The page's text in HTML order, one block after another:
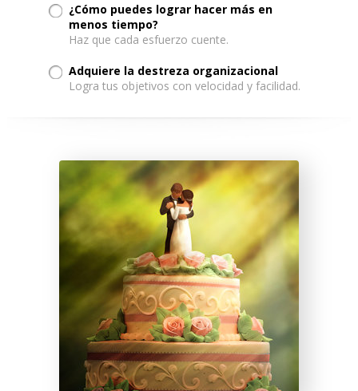
¿Cómo puedes lograr hacer más en
menos tiempo?
Haz que cada esfuerzo cuente.
Adquiere la destreza organizacional
Logra tus objetivos con velocidad y facilidad.